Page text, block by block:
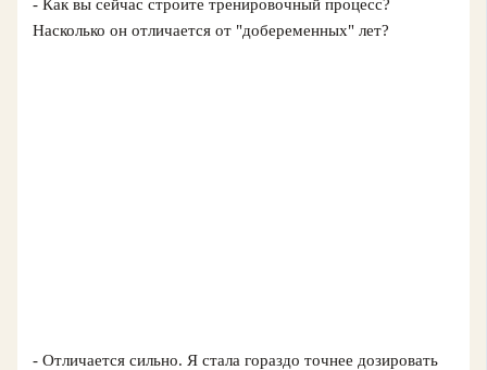
- Как вы сейчас строите тренировочный процесс?
Насколько он отличается от "добеременных" лет?
- Отличается сильно. Я стала гораздо точнее дозировать